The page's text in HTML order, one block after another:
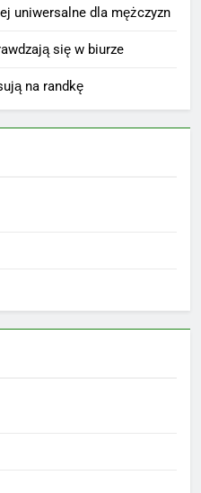
uniwersalne dla mężczyzn
się w biurze
na randkę